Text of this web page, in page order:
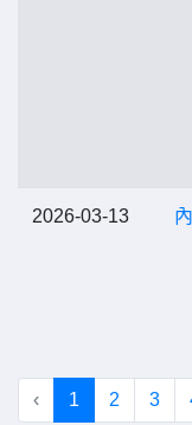
2026-03-13
‹ 1 2 3